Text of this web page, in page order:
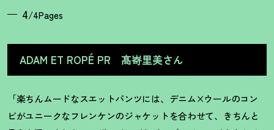
4/4Pages
ADAM ET ROPÉ PR 髙㟢里美さん
「楽ちんムードなスエットパンツには、デニム×ウールのコン
ビがユニークなフレンケンのジャケットを合わせて、きちんと